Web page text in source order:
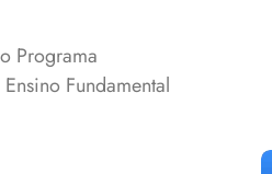
Programa
Fundamental